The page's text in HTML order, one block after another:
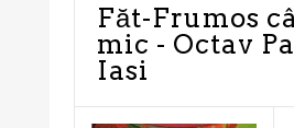
Făt-Frumos
mic - Octav
Iasi